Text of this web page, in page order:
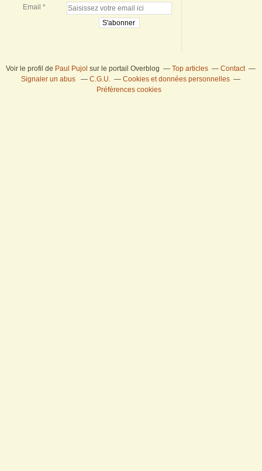
Email
Voir le profil de Paul Pujol sur le portail Overblog Top articles
Contact
Signaler un abus
C.G.U.
Cookies et données personnelles
Préférences cookies